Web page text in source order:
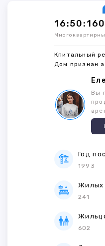
Кпитальный
Дом признан
Вы
Год
1993
Жилых
241
602